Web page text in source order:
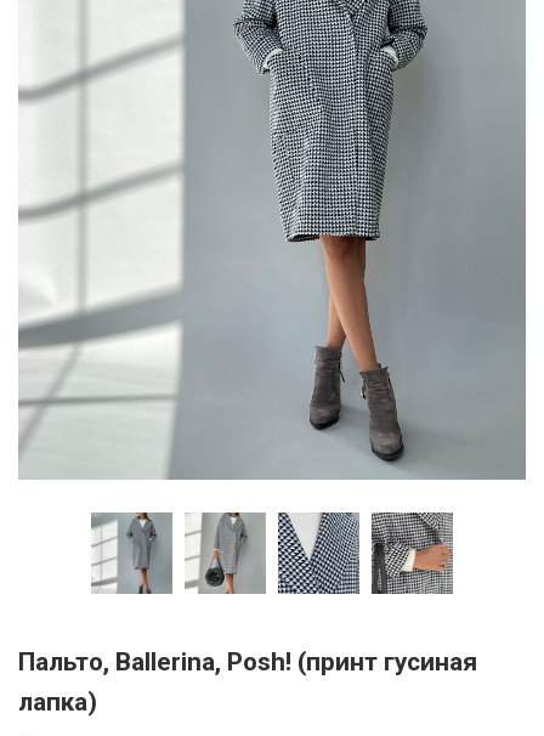
Пальто, Ballerina, Posh! (принт гусиная
лапка)